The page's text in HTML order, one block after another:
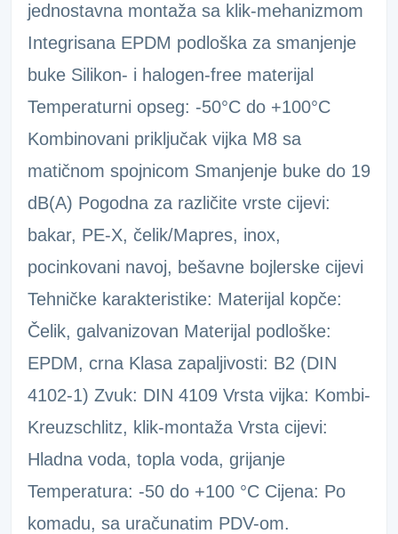
jednostavna montaža sa klik-mehanizmom
Integrisana EPDM podloška za smanjenje
buke Silikon- i halogen-free materijal
Temperaturni opseg: -50°C do +100°C
Kombinovani priključak vijka M8 sa
matičnom spojnicom Smanjenje buke do 19
dB(A) Pogodna za različite vrste cijevi:
bakar, PE-X, čelik/Mapres, inox,
pocinkovani navoj, bešavne bojlerske cijevi
Tehničke karakteristike: Materijal kopče:
Čelik, galvanizovan Materijal podloške:
EPDM, crna Klasa zapaljivosti: B2 (DIN
4102-1) Zvuk: DIN 4109 Vrsta vijka: Kombi-
Kreuzschlitz, klik-montaža Vrsta cijevi:
Hladna voda, topla voda, grijanje
Temperatura: -50 do +100 °C Cijena: Po
komadu, sa uračunatim PDV-om.